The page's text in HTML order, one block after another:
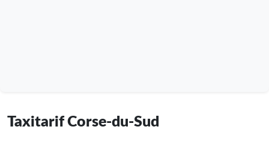
Taxitarif Corse-du-Sud